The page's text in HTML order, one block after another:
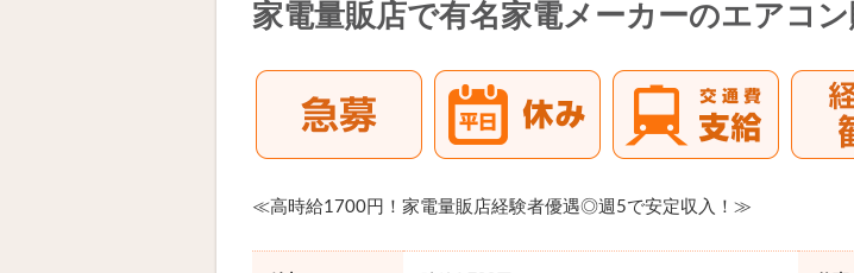
家電量販店で有名家電メーカーのエアコ
≪高時給1700円！家電量販店経験者優遇◎週5で安定収入！≫